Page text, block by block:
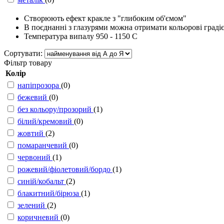
Створюють ефект кракле з "глибоким об'ємом"
В поєднанні з глазурями можна отримати кольорові
Температура випалу 950 - 1150 С
Сортувати:
Фільтр товару
Колір
напіпрозора (0)
бежевий (0)
без кольору/прозорий (1)
білий/кремовий (0)
жовтий (2)
помаранчевий (0)
червоний (1)
рожевий/фіолетовий/бордо (1)
синій/кобальт (2)
блакитний/бірюза (1)
зелений (2)
коричневий (0)